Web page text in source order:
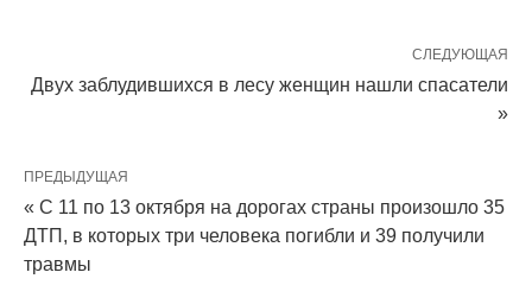
СЛЕДУЮЩАЯ
Двух заблудившихся в лесу женщин нашли спасатели
»
ПРЕДЫДУЩАЯ
« С 11 по 13 октября на дорогах страны произошло 35
ДТП, в которых три человека погибли и 39 получили
травмы